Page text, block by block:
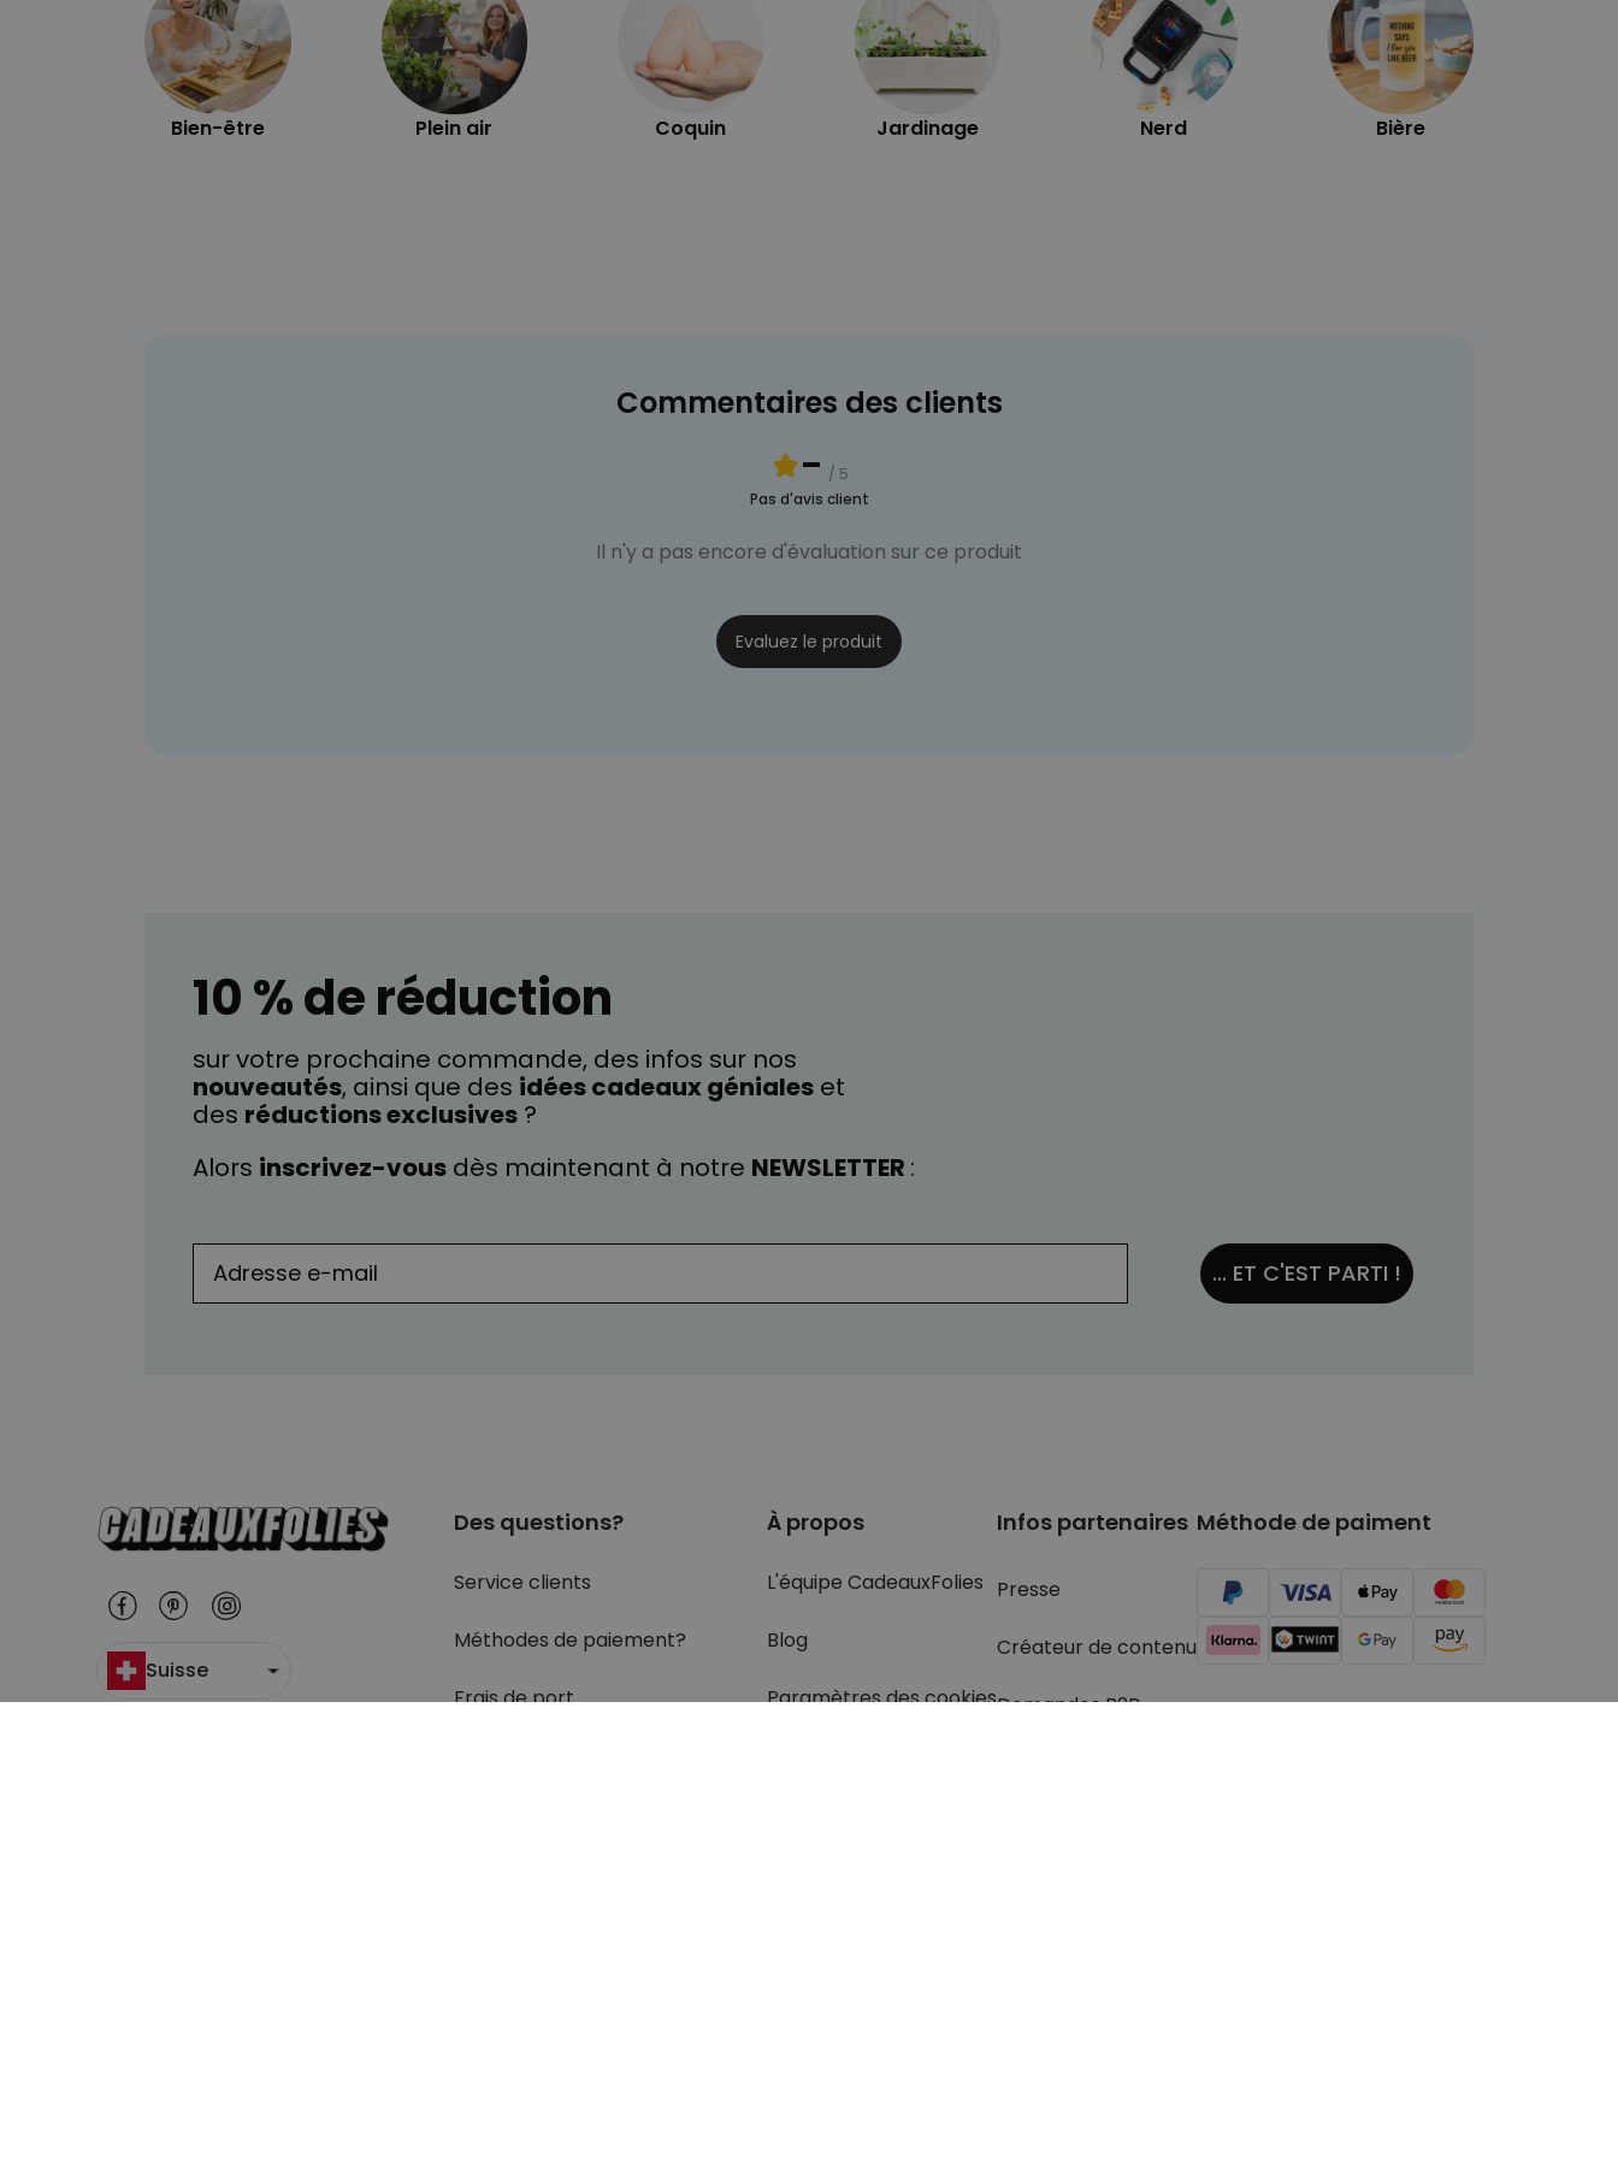
Bien-être Plein air Coquin Jardinage Nerd Bière
Commentaires des clients
- / 5
Pas d'avis client
Il n'y a pas encore d'évaluation sur ce produit
Evaluez le produit
10 % de réduction
sur votre prochaine commande, des infos sur nos
nouveautés, ainsi que des idées cadeaux géniales et
des réductions exclusives ?
Alors inscrivez-vous dès maintenant à notre NEWSLETTER :
... ET C'EST PARTI !
Suisse
Des questions?
Service clients
Méthodes de paiement?
Frais de port
À propos
L'équipe CadeauxFolies
Blog
Paramètres des cookies
Infos partenaires
Presse
Créateur de contenu
Demandes B2B
Méthode de paiment